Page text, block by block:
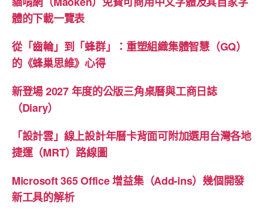
體的下載一覽表
從「齒輪」到「蜂群」：重塑組織集體智慧（GQ）
的《蜂巢思維》心得
新登場 2027 年度的公版三角桌曆與工商日誌
（Diary）
「設計雲」線上設計年曆卡背面可附加選用台灣各地
捷運（MRT）路線圖
Microsoft 365 Office 增益集（Add-ins）幾個開發
新工具的解析